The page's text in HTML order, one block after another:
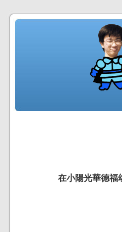
在小陽光華德福